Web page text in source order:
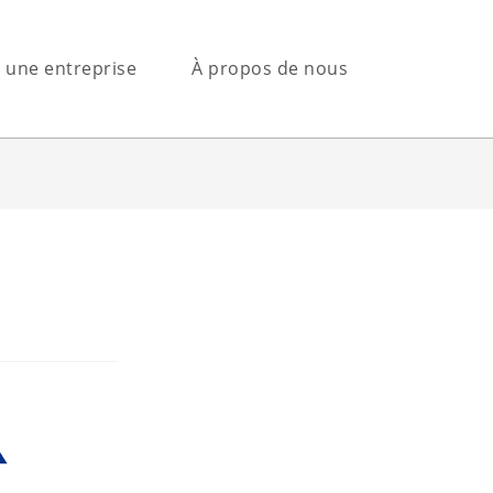
une entreprise À propos de nous